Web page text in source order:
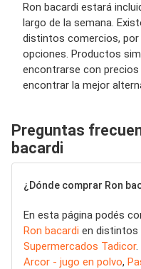
Ron bacardi estará
largo de la semana.
distintos comercios,
opciones. Productos
encontrarse con
encontrar la mejor
Preguntas
bacardi
¿Dónde comprar Ron
En esta página podés
Ron bacardi en distintos
Supermercados Tadicor.
Arcor - jugo en polvo,